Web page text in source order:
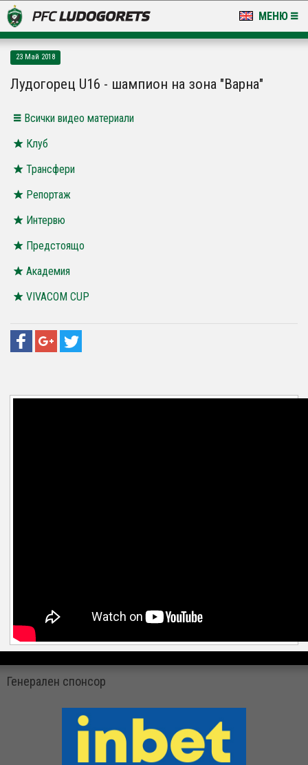
МЕНЮ
LUDOGORETS TV
СТАДИОН & БАЗИ
КЛУБ
ЗА ФЕНОВЕ
23 Май 2018
Лудогорец U16 - шампион на зона "Варна"
Всички видео материали
Клуб
Трансфери
Репортаж
Интервю
Предстоящо
Академия
VIVACOM CUP
Генерален спонсор